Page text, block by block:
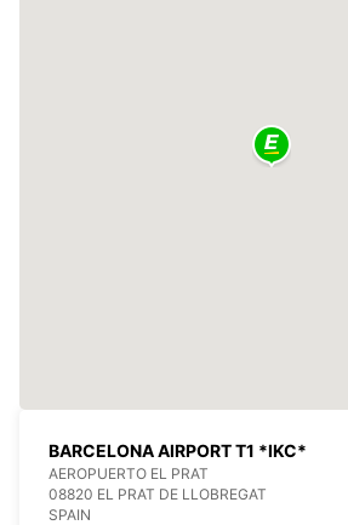
BARCELONA AIRPORT T1 *IKC*
AEROPUERTO EL PRAT
08820 EL PRAT DE LLOBREGAT
SPAIN